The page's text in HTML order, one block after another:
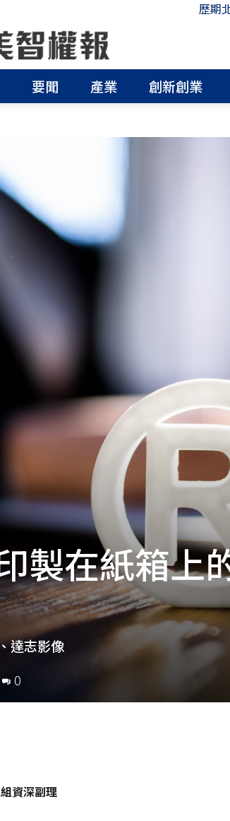
歷期
要聞 產業 創新創業
製在紙箱上
達志影像
0
資深副理